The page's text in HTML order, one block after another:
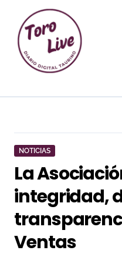
contenido
NOTICIAS
La
integridad,
Ventas